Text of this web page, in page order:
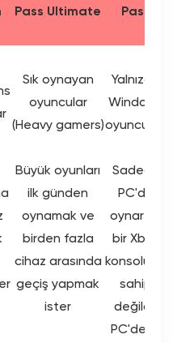
Pass Ultimate
Pass
Sık oynayan
oyuncular
(Heavy gamers)
Yalnızca
Windows
oyuncuları
Büyük oyunları
ilk günden
oynamak ve
birden fazla
cihaz arasında
geçiş yapmak
ister
Sadece
PC'de
oynar ve
bir Xbox
konsoluna
sahip
değildir
PC'de ilk